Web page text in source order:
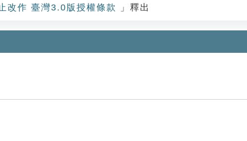
改作 臺灣3.0版授權條款 」釋出